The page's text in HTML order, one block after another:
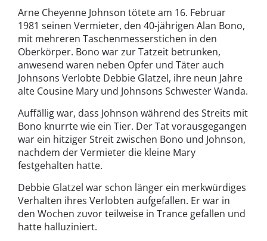
Arne Cheyenne Johnson tötete am 16. Februar
1981 seinen Vermieter, den 40-jährigen Alan Bono,
mit mehreren Taschenmesserstichen in den
Oberkörper. Bono war zur Tatzeit betrunken,
anwesend waren neben Opfer und Täter auch
Johnsons Verlobte Debbie Glatzel, ihre neun Jahre
alte Cousine Mary und Johnsons Schwester Wanda.
Auffällig war, dass Johnson während des Streits mit
Bono knurrte wie ein Tier. Der Tat vorausgegangen
war ein hitziger Streit zwischen Bono und Johnson,
nachdem der Vermieter die kleine Mary
festgehalten hatte.
Debbie Glatzel war schon länger ein merkwürdiges
Verhalten ihres Verlobten aufgefallen. Er war in
den Wochen zuvor teilweise in Trance gefallen und
hatte halluziniert.